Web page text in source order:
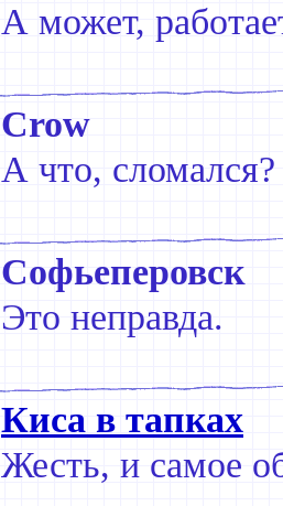
А может,
Crow
А что, сломался?
Софьеперовск
Это неправда.
Киса в тапках
Жесть, и самое